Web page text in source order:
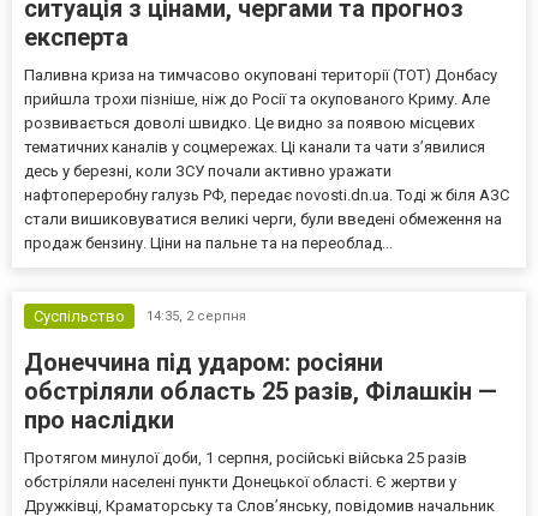
ситуація з цінами, чергами та прогноз
експерта
Паливна криза на тимчасово окуповані території (ТОТ) Донбасу
прийшла трохи пізніше, ніж до Росії та окупованого Криму. Але
розвивається доволі швидко. Це видно за появою місцевих
тематичних каналів у соцмережах. Ці канали та чати з’явилися
десь у березні, коли ЗСУ почали активно уражати
нафтопереробну галузь РФ, передає novosti.dn.ua. Тоді ж біля АЗС
стали вишиковуватися великі черги, були введені обмеження на
продаж бензину. Ціни на пальне та на переоблад...
Суспільство 14:35, 2 серпня
Донеччина під ударом: росіяни
обстріляли область 25 разів, Філашкін —
про наслідки
Протягом минулої доби, 1 серпня, російські війська 25 разів
обстріляли населені пункти Донецької області. Є жертви у
Дружківці, Краматорську та Слов’янську, повідомив начальник